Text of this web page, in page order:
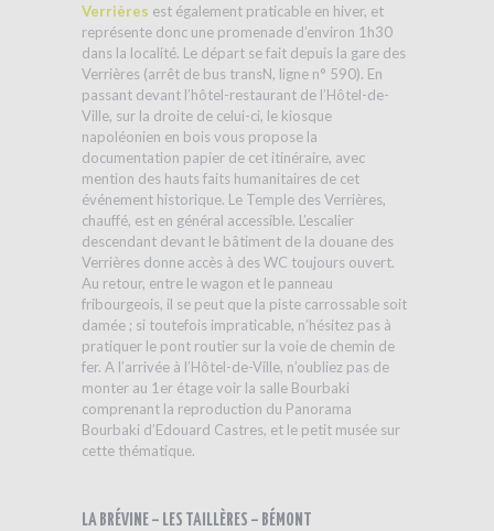
Verrières est également praticable en hiver, et
représente donc une promenade d’environ 1h30
dans la localité. Le départ se fait depuis la gare des
Verrières (arrêt de bus transN, ligne n° 590). En
passant devant l’hôtel-restaurant de l’Hôtel-de-
Ville, sur la droite de celui-ci, le kiosque
napoléonien en bois vous propose la
documentation papier de cet itinéraire, avec
mention des hauts faits humanitaires de cet
événement historique. Le Temple des Verrières,
chauffé, est en général accessible. L’escalier
descendant devant le bâtiment de la douane des
Verrières donne accès à des WC toujours ouvert.
Au retour, entre le wagon et le panneau
fribourgeois, il se peut que la piste carrossable soit
damée ; si toutefois impraticable, n’hésitez pas à
pratiquer le pont routier sur la voie de chemin de
fer. A l’arrivée à l’Hôtel-de-Ville, n’oubliez pas de
monter au 1er étage voir la salle Bourbaki
comprenant la reproduction du Panorama
Bourbaki d’Edouard Castres, et le petit musée sur
cette thématique.
LA BRÉVINE – LES TAILLÈRES – BÉMONT